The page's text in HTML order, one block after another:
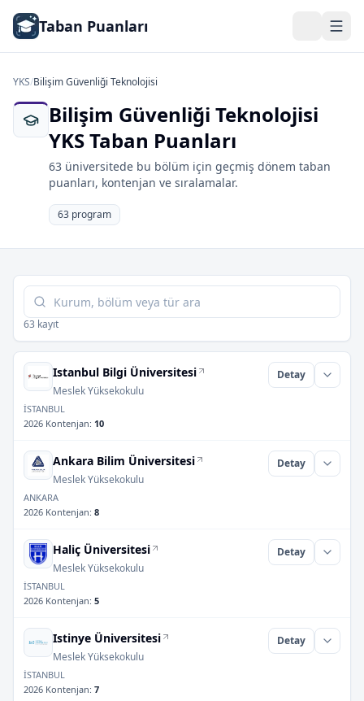
Taban Puanları
YKS/Bilişim Güvenliği Teknolojisi
Bilişim Güvenliği Teknolojisi
YKS Taban Puanları
63 üniversitede bu bölüm için geçmiş dönem taban
puanları, kontenjan ve sıralamalar.
63 program
Tabloda ara
63 kayıt
Istanbul Bilgi Üniversitesi
Meslek Yüksekokulu
Detay
İSTANBUL
2026 Kontenjan: 10
Ankara Bilim Üniversitesi
Meslek Yüksekokulu
Detay
ANKARA
2026 Kontenjan: 8
Haliç Üniversitesi
Meslek Yüksekokulu
Detay
İSTANBUL
2026 Kontenjan: 5
Istinye Üniversitesi
Meslek Yüksekokulu
Detay
İSTANBUL
2026 Kontenjan: 7